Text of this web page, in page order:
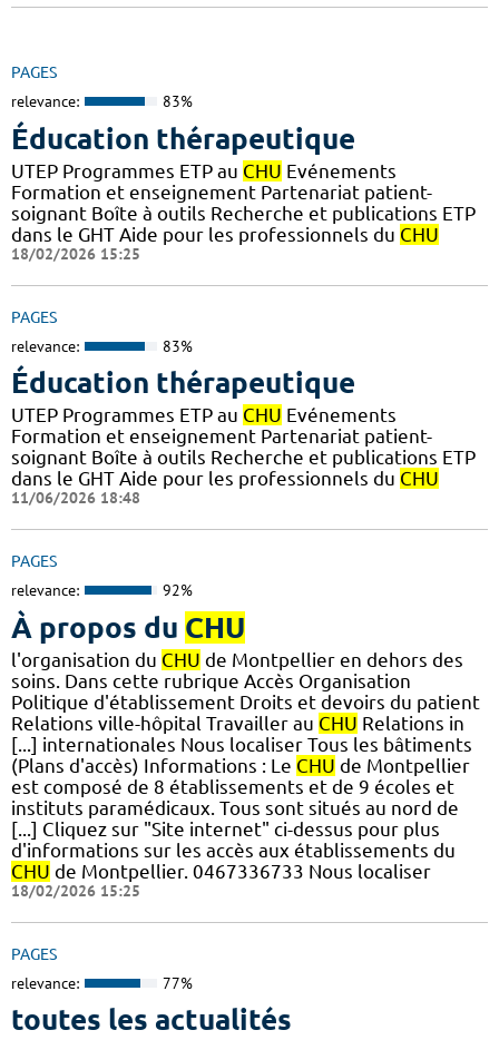
PAGES
relevance: 83%
Éducation thérapeutique
UTEP Programmes ETP au CHU Evénements
Formation et enseignement Partenariat patient-
soignant Boîte à outils Recherche et publications ETP
dans le GHT Aide pour les professionnels du CHU
18/02/2026 15:25
PAGES
relevance: 83%
Éducation thérapeutique
UTEP Programmes ETP au CHU Evénements
Formation et enseignement Partenariat patient-
soignant Boîte à outils Recherche et publications ETP
dans le GHT Aide pour les professionnels du CHU
11/06/2026 18:48
PAGES
relevance: 92%
À propos du CHU
l'organisation du CHU de Montpellier en dehors des
soins. Dans cette rubrique Accès Organisation
Politique d'établissement Droits et devoirs du patient
Relations ville-hôpital Travailler au CHU Relations in
[...] internationales Nous localiser Tous les bâtiments
(Plans d'accès) Informations : Le CHU de Montpellier
est composé de 8 établissements et de 9 écoles et
instituts paramédicaux. Tous sont situés au nord de
[...] Cliquez sur "Site internet" ci-dessus pour plus
d'informations sur les accès aux établissements du
CHU de Montpellier. 0467336733 Nous localiser
18/02/2026 15:25
PAGES
relevance: 77%
toutes les actualités